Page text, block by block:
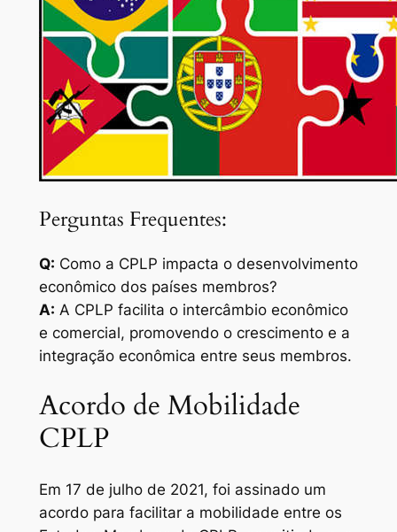
Perguntas Frequentes:
Q: Como a CPLP impacta o desenvolvimento
econômico dos países membros?
A: A CPLP facilita o intercâmbio econômico
e comercial, promovendo o crescimento e a
integração econômica entre seus membros.
Acordo de Mobilidade
CPLP
Em 17 de julho de 2021, foi assinado um
acordo para facilitar a mobilidade entre os